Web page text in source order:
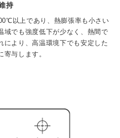
持
以上であり、熱膨張率も小さい
域でも強度低下が少なく、熱間で
により、高温環境下でも安定した
与します。